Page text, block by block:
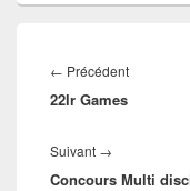
← Précédent
22lr Games
Suivant →
Concours Multi